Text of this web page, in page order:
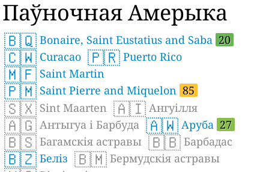
Паўночная Амерыка
🇧🇶 Bonaire, Saint Eustatius and Saba 20
🇨🇼 Curacao 🇵🇷 Puerto Rico
🇲🇫 Saint Martin
🇵🇲 Saint Pierre and Miquelon 85
🇸🇽 Sint Maarten 🇦🇮 Ангуілля
🇦🇬 Антыгуа і Барбуда 🇦🇼 Аруба 27
🇧🇸 Багамскія астравы 🇧🇧 Барбадас
🇧🇿 Беліз 🇧🇲 Бермудскія астравы